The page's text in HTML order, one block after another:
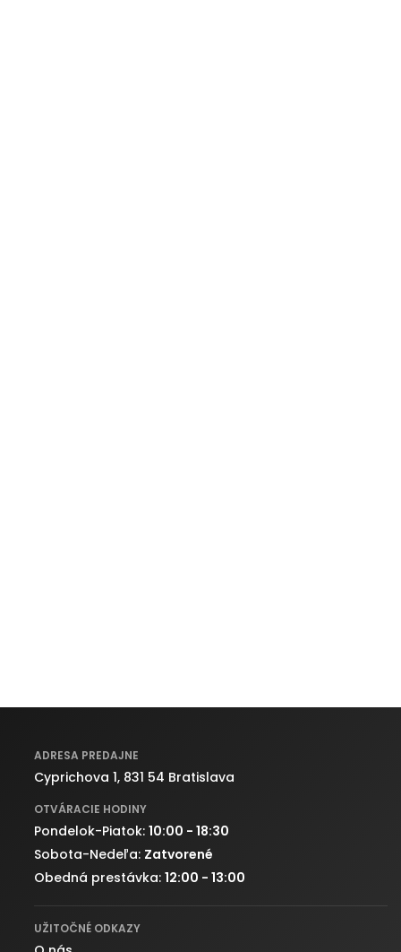
ADRESA PREDAJNE
Cyprichova 1, 831 54 Bratislava
OTVÁRACIE HODINY
Pondelok-Piatok: 10:00 - 18:30
Sobota-Nedeľa: Zatvorené
Obedná prestávka: 12:00 - 13:00
UŽITOČNÉ ODKAZY